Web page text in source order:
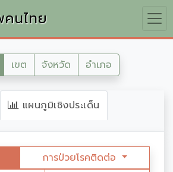
นไทย
เขต จังหวัด อำเภอ
แผนภูมิเชิงประเด็น
การป่วยโรคติดต่อ